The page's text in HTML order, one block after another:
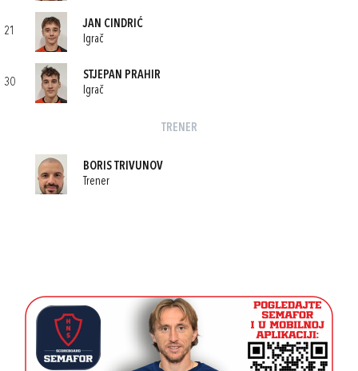
21
JAN CINDRIĆ
Igrač
30
STJEPAN PRAHIR
Igrač
TRENER
BORIS TRIVUNOV
Trener